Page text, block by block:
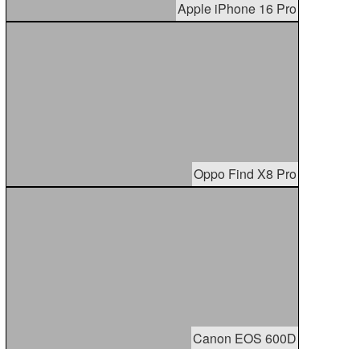
Apple iPhone 16 Pro
Oppo Find X8 Pro
Canon EOS 600D